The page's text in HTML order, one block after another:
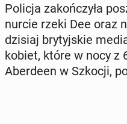
Policja za­koń­czy­ła
nurcie rzeki Dee oraz
dzisiaj bry­tyj­skie
kobiet, które w nocy z
Aber­de­en w Szkocji,